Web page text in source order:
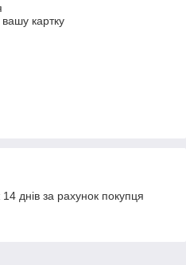
картку
днів за рахунок покупця